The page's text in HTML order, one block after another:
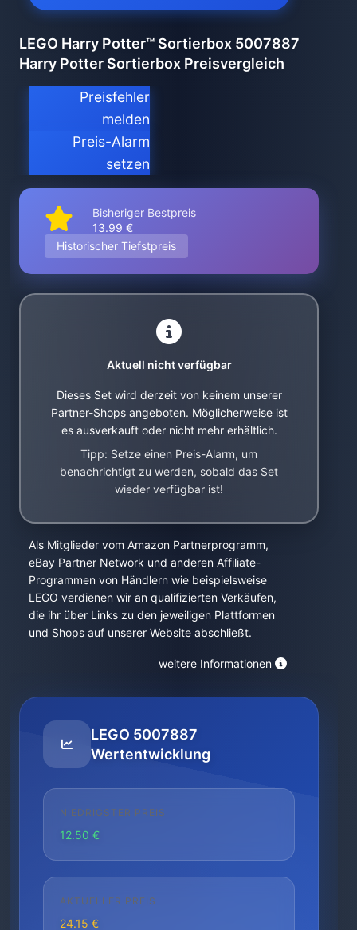
LEGO Harry Potter™ Sortierbox 5007887
Harry Potter Sortierbox Preisvergleich
Preisfehler
melden
Preis-Alarm
setzen
Bisheriger Bestpreis
13.99 €
Historischer Tiefstpreis
Aktuell nicht verfügbar
Dieses Set wird derzeit von keinem unserer
Partner-Shops angeboten. Möglicherweise ist
es ausverkauft oder nicht mehr erhältlich.
Tipp: Setze einen Preis-Alarm, um
benachrichtigt zu werden, sobald das Set
wieder verfügbar ist!
Als Mitglieder vom Amazon Partnerprogramm,
eBay Partner Network und anderen Affiliate-
Programmen von Händlern wie beispielsweise
LEGO verdienen wir an qualifizierten Verkäufen,
die ihr über Links zu den jeweiligen Plattformen
und Shops auf unserer Website abschließt.
weitere Informationen
LEGO 5007887
Wertentwicklung
NIEDRIGSTER PREIS
12.50 €
AKTUELLER PREIS
24.15 €